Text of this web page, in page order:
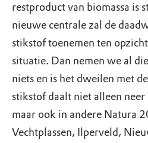
restproduct van biomassa is
nieuwe centrale zal de
stikstof toenemen ten
situatie. Dan nemen we al
niets en is het dweilen met
stikstof daalt niet alleen
maar ook in andere Natura
Vechtplassen, Ilperveld,